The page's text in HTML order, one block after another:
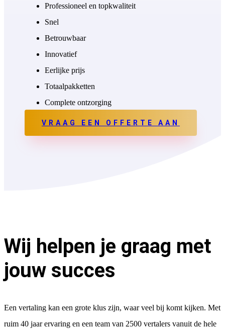
Professioneel en topkwaliteit
Snel
Betrouwbaar
Innovatief
Eerlijke prijs
Totaalpakketten
Complete ontzorging
VRAAG EEN OFFERTE AAN
Wij helpen je graag met
jouw succes
Een vertaling kan een grote klus zijn, waar veel bij komt kijken. Met
ruim 40 jaar ervaring en een team van 2500 vertalers vanuit de hele